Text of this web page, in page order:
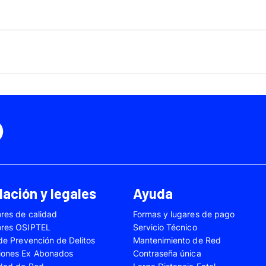
40 Neo
Fusión
Motorola Moto
Ed. Esp. Motorola Moto G20 Motorola Moto G200
Power Motorola Moto G31 Motorola Moto G35
Oppo Reno 6 Lite
Samsung Galaxy A03 Samsung Galaxy
Samsung Galaxy A05 Samsung Galaxy
Samsung Galaxy A14 Samsung Galaxy A15
y legales
de calidad
OSIPTEL
Prevención de Delitos
Ex Abonados
Ayuda
Formas y lugares de pago
Servicio Técnico
Mantenimiento de Red
Contraseña única